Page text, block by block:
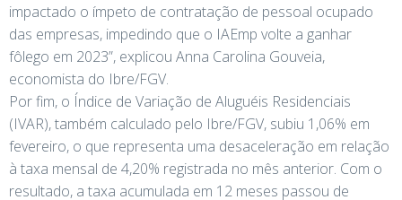
impactado o ímpeto de contratação de pessoal ocupado
das empresas, impedindo que o IAEmp volte a ganhar
fôlego em 2023”, explicou Anna Carolina Gouveia,
economista do Ibre/FGV.
Por fim, o Índice de Variação de Aluguéis Residenciais
(IVAR), também calculado pelo Ibre/FGV, subiu 1,06% em
fevereiro, o que representa uma desaceleração em relação
à taxa mensal de 4,20% registrada no mês anterior. Com o
resultado, a taxa acumulada em 12 meses passou de